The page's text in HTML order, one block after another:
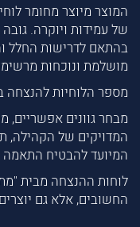
המוצר מיוצר מחומר
בהתאם לדרישות החלל
מושלמת ונוכחות
מספר הלוחיות להנצחה
מבחר גוונים
המדויקים של הקהילה,
המיועד להבטיח התאמה
לוחות ההנצחה מבית
החשובים, אלא גם